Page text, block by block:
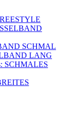
SCHMAL
LANG
SCHMALES